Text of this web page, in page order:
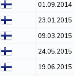
01.09.2014
23.01.2015
09.03.2015
24.05.2015
19.06.2015